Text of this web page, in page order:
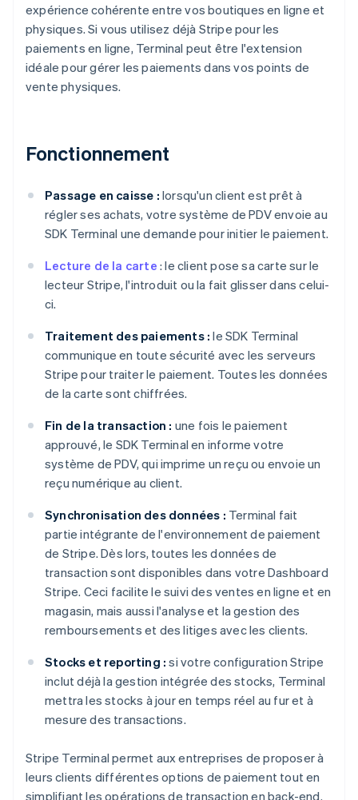
expérience cohérente entre vos boutiques en ligne et
physiques. Si vous utilisez déjà Stripe pour les
paiements en ligne, Terminal peut être l'extension
idéale pour gérer les paiements dans vos points de
vente physiques.
Fonctionnement
Passage en caisse : lorsqu'un client est prêt à
régler ses achats, votre système de PDV envoie au
SDK Terminal une demande pour initier le paiement.
Lecture de la carte : le client pose sa carte sur le
lecteur Stripe, l'introduit ou la fait glisser dans celui-
ci.
Traitement des paiements : le SDK Terminal
communique en toute sécurité avec les serveurs
Stripe pour traiter le paiement. Toutes les données
de la carte sont chiffrées.
Fin de la transaction : une fois le paiement
approuvé, le SDK Terminal en informe votre
système de PDV, qui imprime un reçu ou envoie un
reçu numérique au client.
Synchronisation des données : Terminal fait
partie intégrante de l'environnement de paiement
de Stripe. Dès lors, toutes les données de
transaction sont disponibles dans votre Dashboard
Stripe. Ceci facilite le suivi des ventes en ligne et en
magasin, mais aussi l'analyse et la gestion des
remboursements et des litiges avec les clients.
Stocks et reporting : si votre configuration Stripe
inclut déjà la gestion intégrée des stocks, Terminal
mettra les stocks à jour en temps réel au fur et à
mesure des transactions.
Stripe Terminal permet aux entreprises de proposer à
leurs clients différentes options de paiement tout en
simplifiant les opérations de transaction en back-end.